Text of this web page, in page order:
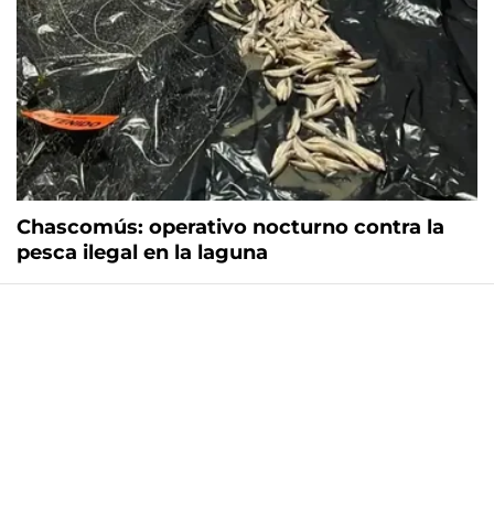
Chascomús: operativo nocturno contra la
pesca ilegal en la laguna